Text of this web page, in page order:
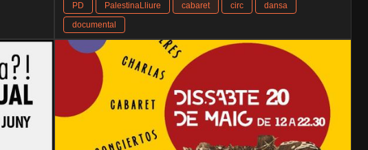
PD PalestinaLliure cabaret circ
dansa
documental